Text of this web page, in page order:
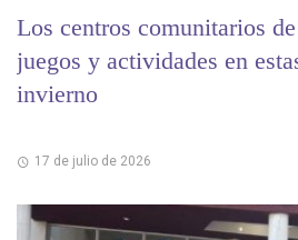
Los centros comunitarios
juegos y actividades en
invierno
17 de julio de 2026